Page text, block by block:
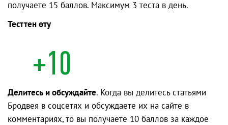
получаете 15 баллов. Максимум 3 теста в день.
Тесттен өту
+10
Делитесь и обсуждайте. Когда вы делитесь статьями
Бродвея в соцсетях и обсуждаете их на сайте в
комментариях, то вы получаете 10 баллов за каждое